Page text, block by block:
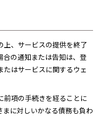
上、サービスの提供を終了
合の通知または告知は、登
はサービスに関するウェ
前項の手続きを経ることに
に対しいかなる債務も負わ